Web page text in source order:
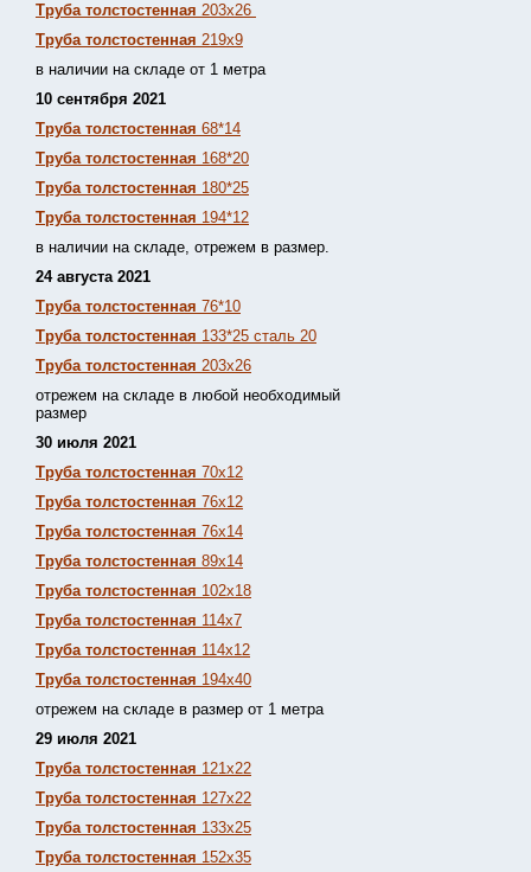
Труба толстостенная 203х26
Труба толстостенная 219х9
в наличии на складе от 1 метра
10 сентября 2021
Труба толстостенная 68*14
Труба толстостенная 168*20
Труба толстостенная 180*25
Труба толстостенная 194*12
в наличии на складе, отрежем в размер.
24 августа 2021
Труба толстостенная 76*10
Труба толстостенная 133*25 сталь 20
Труба толстостенная 203х26
отрежем на складе в любой необходимый
размер
30 июля 2021
Труба толстостенная 70х12
Труба толстостенная 76х12
Труба толстостенная 76х14
Труба толстостенная 89х14
Труба толстостенная 102х18
Труба толстостенная 114х7
Труба толстостенная 114х12
Труба толстостенная 194х40
отрежем на складе в размер от 1 метра
29 июля 2021
Труба толстостенная 121х22
Труба толстостенная 127х22
Труба толстостенная 133х25
Труба толстостенная 152х35